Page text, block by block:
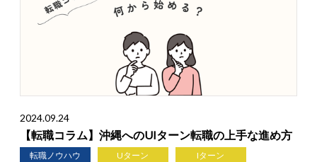
2024.09.24
【転職コラム】沖縄へのUIターン転職の上手な進め方
転職ノウハウ Uターン
Iターン